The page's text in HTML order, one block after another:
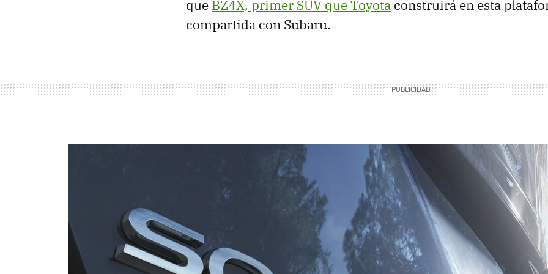
que BZ4X, primer SUV que Toyota construirá en esta
compartida con Subaru.